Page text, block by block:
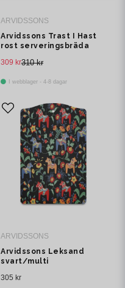
ARVIDSSONS
Arvidssons Trast I Hast
rost serveringsbräda
310 kr
309 kr
I webblager - 4-8 dagar
ARVIDSSONS
Arvidssons Leksand
svart/multi
305 kr